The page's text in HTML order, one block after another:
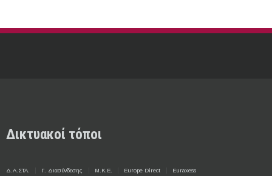
Δικτυακοί τόποι
Δ.Α.ΣΤΑ. Γ. Διασύνδεσης Μ.Κ.Ε. Europe Direct Euraxess